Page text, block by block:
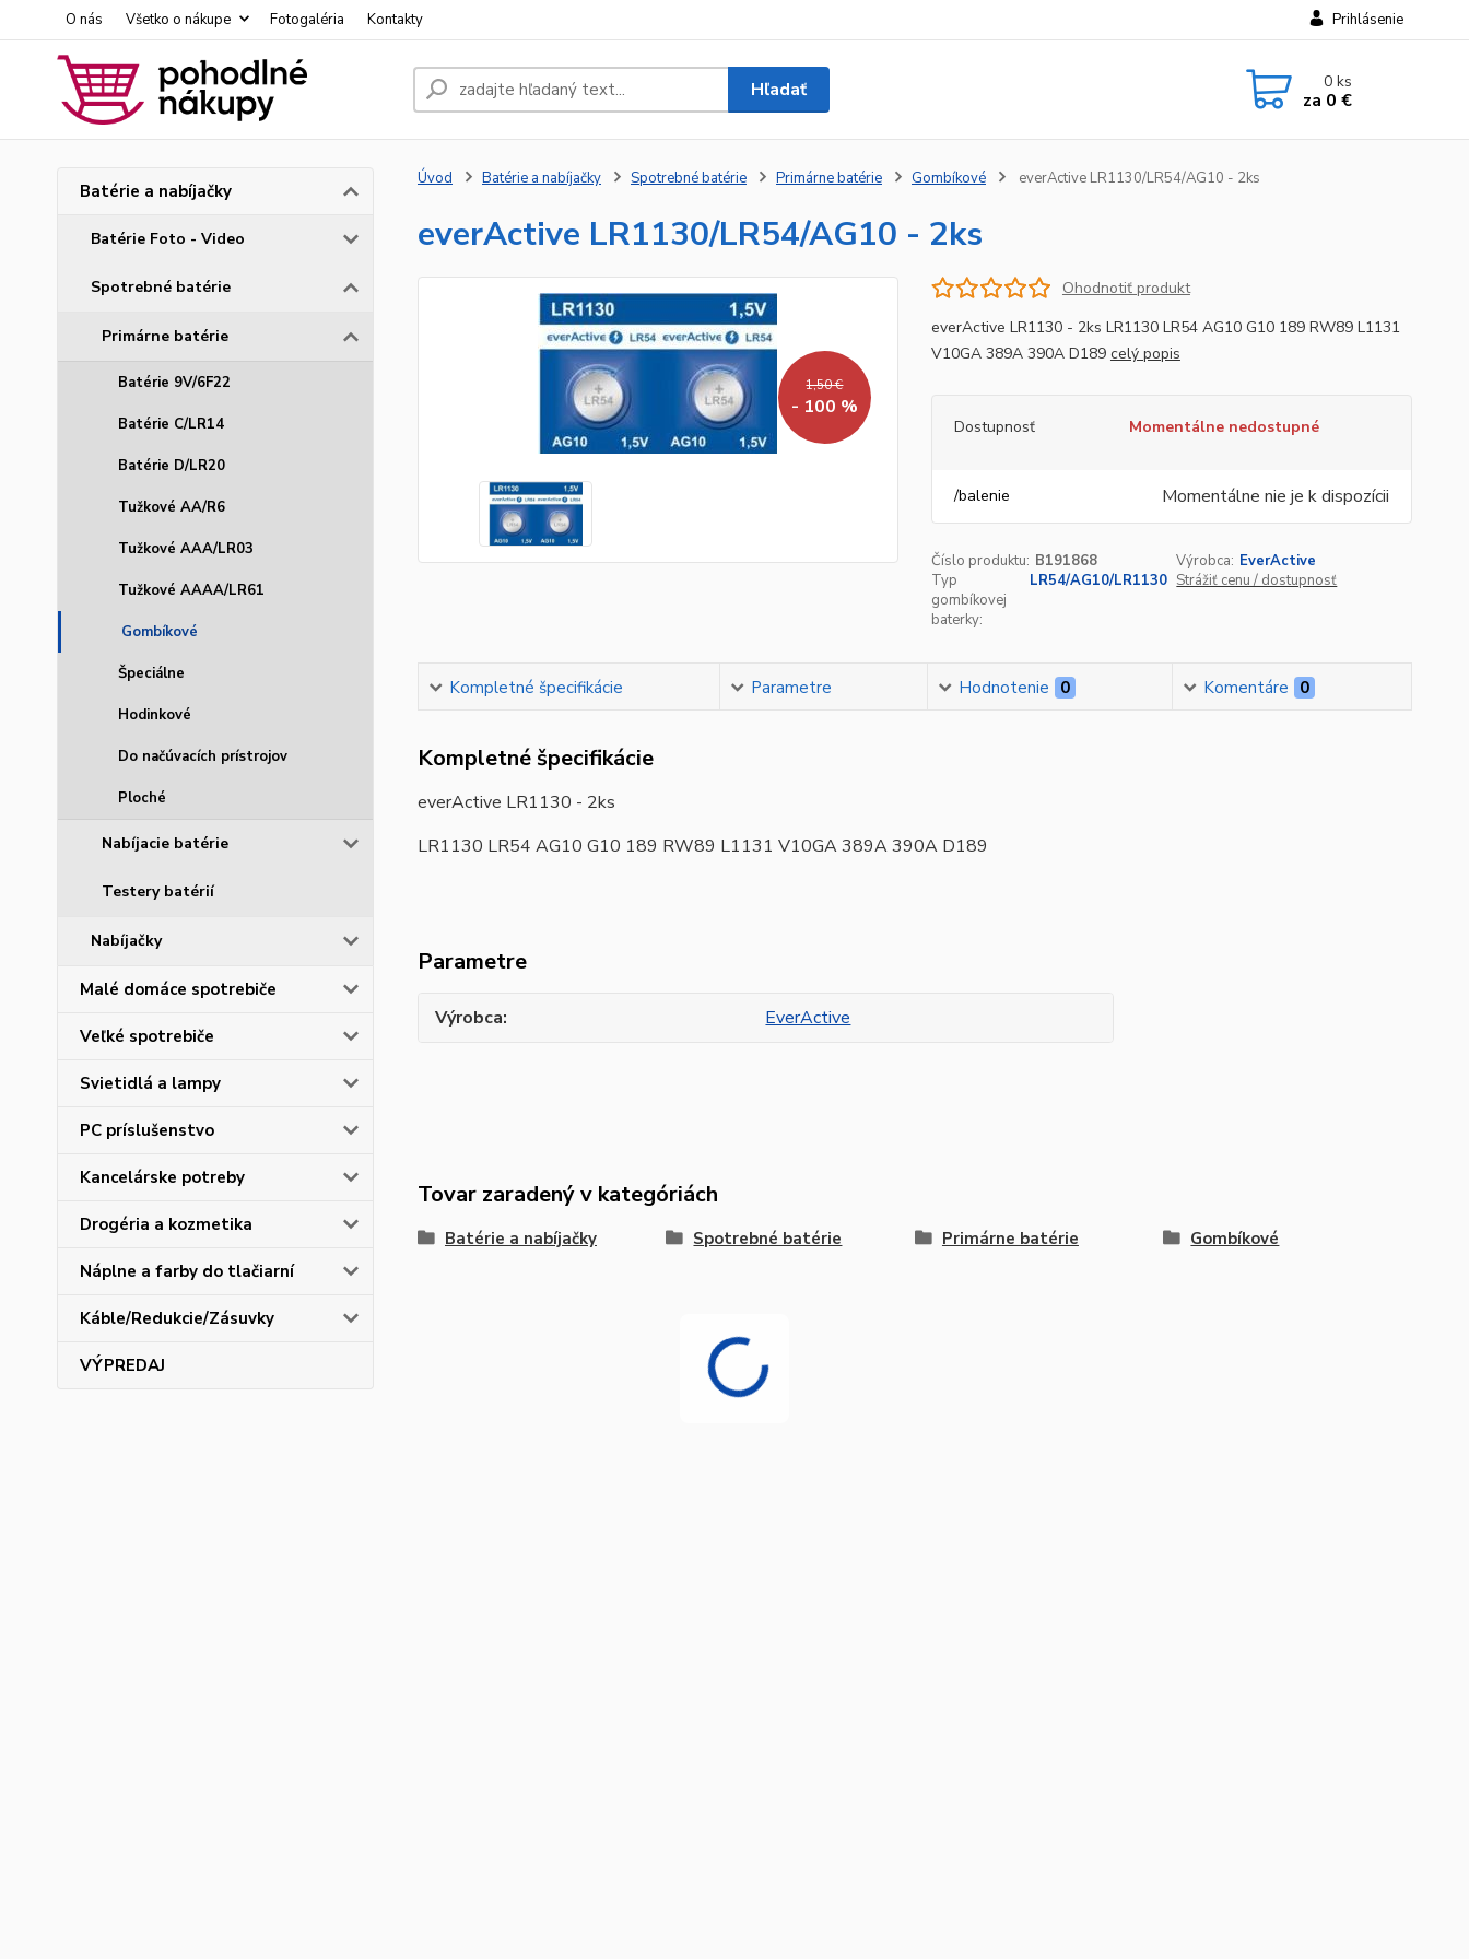
O nás Všetko o nákupe Fotogaléria Kontakty Prihlásenie
Hľadať 0ks
za 0 €
Batérie a nabíjačky
Batérie Foto - Video
Spotrebné batérie
Primárne batérie
Batérie 9V/6F22
Batérie C/LR14
Batérie D/LR20
Tužkové AA/R6
Tužkové AAA/LR03
Tužkové AAAA/LR61
Gombíkové
Špeciálne
Hodinkové
Do načúvacích prístrojov
Ploché
Nabíjacie batérie
Testery batérií
Nabíjačky
Malé domáce spotrebiče
Veľké spotrebiče
Svietidlá a lampy
PC príslušenstvo
Kancelárske potreby
Drogéria a kozmetika
Náplne a farby do tlačiarní
Káble/Redukcie/Zásuvky
VÝPREDAJ
Úvod Batérie a nabíjačky Spotrebné batérie Primárne batérie Gombíkové everActive LR1130/LR54/AG10 - 2ks
everActive LR1130/LR54/AG10 - 2ks
1,50 €
- 100 %
Ohodnotiť produkt
everActive LR1130 - 2ks LR1130 LR54 AG10 G10 189 RW89 L1131
V10GA 389A 390A D189 celý popis
Dostupnosť Momentálne nedostupné
/balenie Momentálne nie je k dispozícii
Číslo produktu: B191868 Výrobca: EverActive
Typ
gombíkovej
baterky:
LR54/AG10/LR1130 Strážiť cenu / dostupnosť
Kompletné špecifikácie Parametre Hodnotenie 0 Komentáre 0
Kompletné špecifikácie
everActive LR1130 - 2ks
LR1130 LR54 AG10 G10 189 RW89 L1131 V10GA 389A 390A D189
Parametre
Výrobca EverActive
Tovar zaradený v kategóriách
Batérie a nabíjačky Spotrebné batérie Primárne batérie Gombíkové